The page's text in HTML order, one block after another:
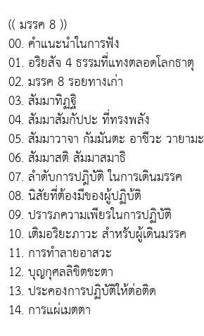
(( มรรค 8 ))
00. คำแนะนำในการฟัง
01. อริยสัจ 4 ธรรมที่แทงตลอดโลกธาตุ
02. มรรค 8 รอยทางเก่า
03. สัมมาทิฏฐิ
04. สัมมาสัมกัปปะ ที่ทรงพลัง
05. สัมมาวาจา กัมมันตะ อาชีวะ วายามะ
06. สัมมาสติ สัมมาสมาธิ
07. ลำดับการปฎิบัติ ในการเดินมรรค
08. นิสัยที่ต้องมีของผู้ปฏิบ้ติ
09. ปรารภความเพียรในการปฏิบัติ
10. เติมอริยะภาวะ สำหรับผู้เดินมรรค
11. การทำลายอาสวะ
12. บุญกุศลลิขิตชะตา
13. ประคองการปฏิบัติให้ต่อติด
14. การแผ่เมตตา